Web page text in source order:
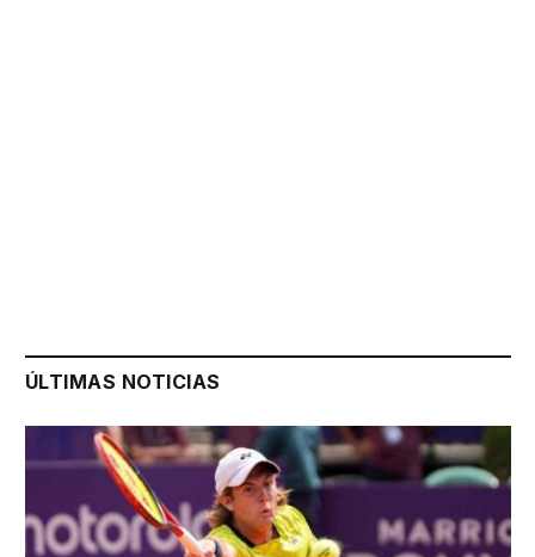
ÚLTIMAS NOTICIAS